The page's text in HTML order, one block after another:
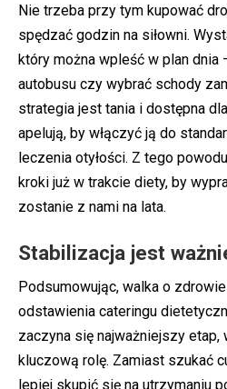
Nie trzeba przy tym kupować
spędzać godzin na siłowni.
który można wpleść w plan
autobusu czy wybrać schody
strategia jest tania i dostępna
apelują, by włączyć ją do
leczenia otyłości. Z tego
kroki już w trakcie diety, by
zostanie z nami na lata.
Stabilizacja jest
Podsumowując, walka o
odstawienia cateringu
zaczyna się najważniejszy
kluczową rolę. Zamiast szukać
lepiej skupić się na utrzymaniu